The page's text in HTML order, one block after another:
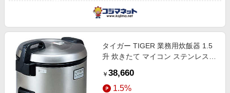
タイガー TIGER 業務用炊飯器 1.5
升 炊きたて マイコン ステンレス
￥ 38,660
1.5%